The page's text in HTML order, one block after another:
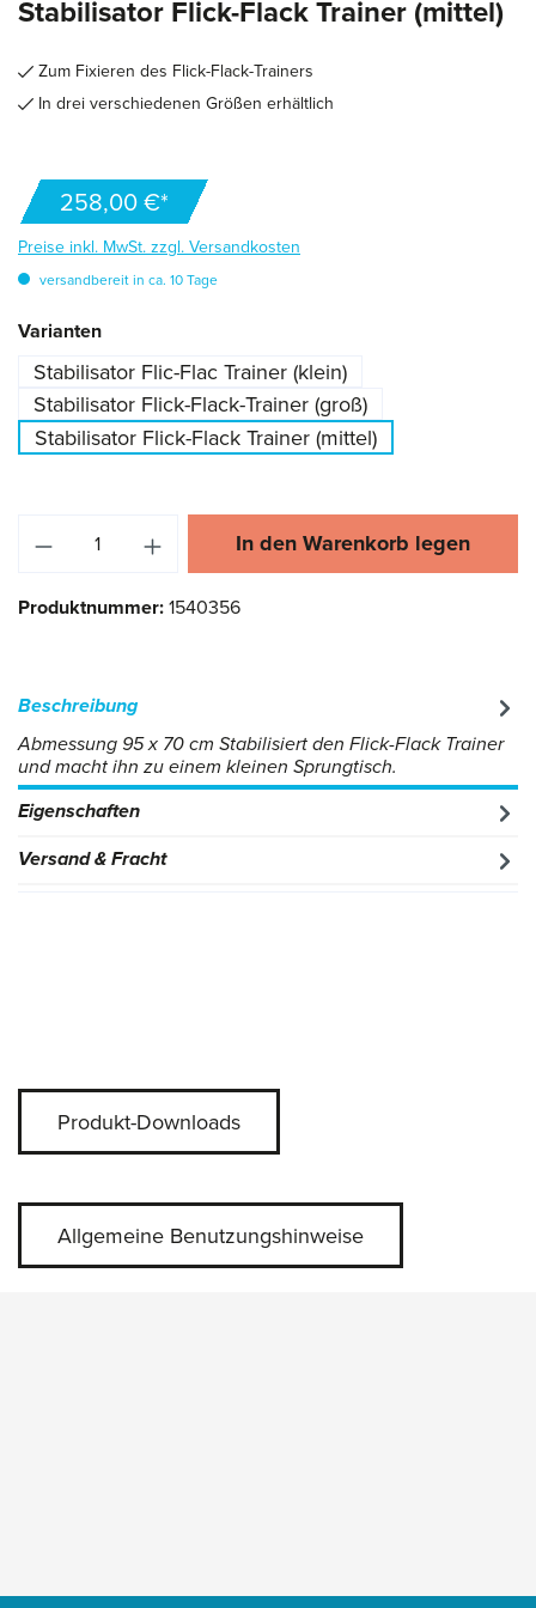
Stabilisator Flick-Flack Trainer (mittel)
Zum Fixieren des Flick-Flack-Trainers
In drei verschiedenen Größen erhältlich
258,00 €*
Preise inkl. MwSt. zzgl. Versandkosten
versandbereit in ca. 10 Tage
Variantenauswählen
Stabilisator Flic-Flac Trainer (klein)
Stabilisator Flick-Flack-Trainer (groß)
Stabilisator Flick-Flack Trainer (mittel)
Produkt Anzahl: Gib den gewünschten
In den Warenkorb legen
Produktnummer:1540356
Beschreibung
Abmessung 95 x 70 cm Stabilisiert den Flick-Flack Trainer
und macht ihn zu einem kleinen Sprungtisch.
Eigenschaften
Versand & Fracht
Produkt-Downloads
Allgemeine Benutzungshinweise